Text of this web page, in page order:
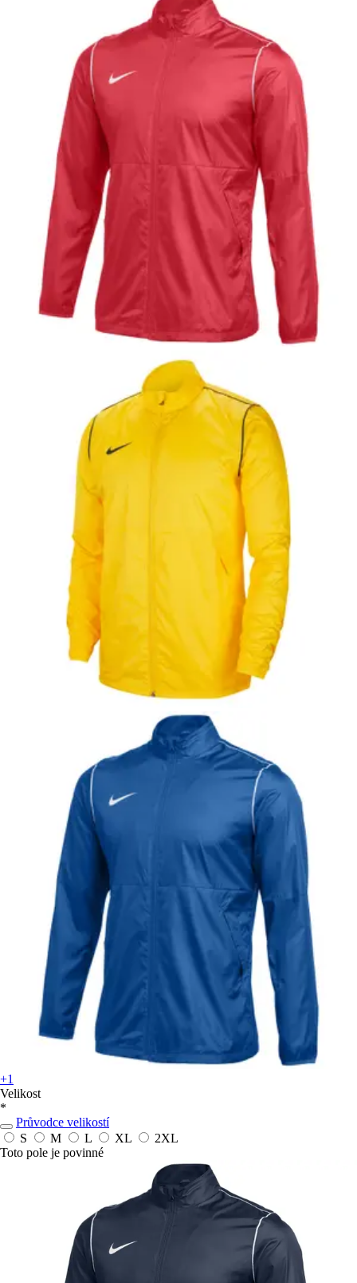
+1
Velikost
*
Průvodce velikostí
S
M L XL
2XL
Toto pole je povinné